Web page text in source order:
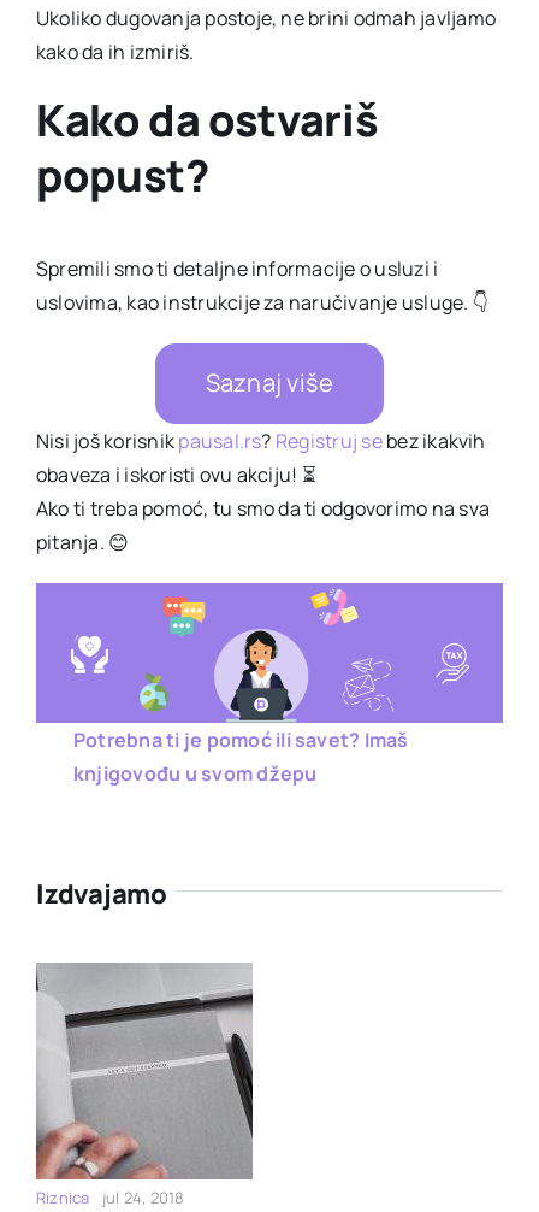
Ukoliko dugovanja postoje, ne brini odmah javljamo
kako da ih izmiriš.
Kako da ostvariš
popust?
Spremili smo ti detaljne informacije o usluzi i
uslovima, kao instrukcije za naručivanje usluge. 👇
Saznaj više
Nisi još korisnikpausal.rs? Registruj sebez ikakvih
obaveza i iskoristi ovu akciju! ⏳
Ako ti treba pomoć, tu smo da ti odgovorimo na sva
pitanja. 😊
Potrebna ti je pomoć ili savet? Imaš
knjigovođu u svom džepu
Izdvajamo
Riznica jul 24, 2018